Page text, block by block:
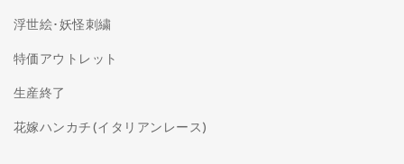
浮世絵･妖怪刺繍
特価アウトレット
生産終了
花嫁ハンカチ(イタリアンレース)